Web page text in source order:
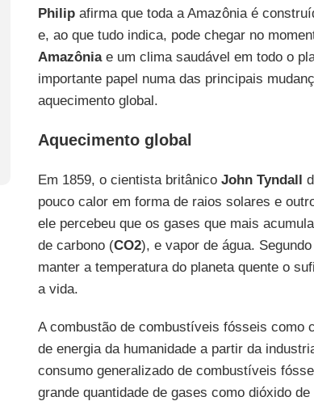
Philipafirma que toda a Amazônia é
e, ao que tudo indica, pode chegar no
Amazôniae um clima saudável em todo o
importante papel numa das principais
aquecimento global.
Aquecimento global
Em 1859, o cientista britânico John Tyndall
pouco calor em forma de raios solares e
ele percebeu que os gases que mais
de carbono (CO2), e vapor de água.
manter a temperatura do planeta quente o
a vida.
A combustão de combustíveis fósseis como
de energia da humanidade a partir da
consumo generalizado de combustíveis
grande quantidade de gases como dióxido